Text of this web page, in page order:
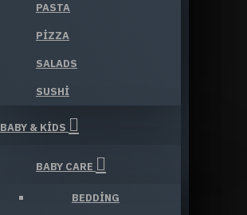
PASTA
PIZZA
SALADS
SUSHI
BABY & KIDS
BABY CARE
BEDDING